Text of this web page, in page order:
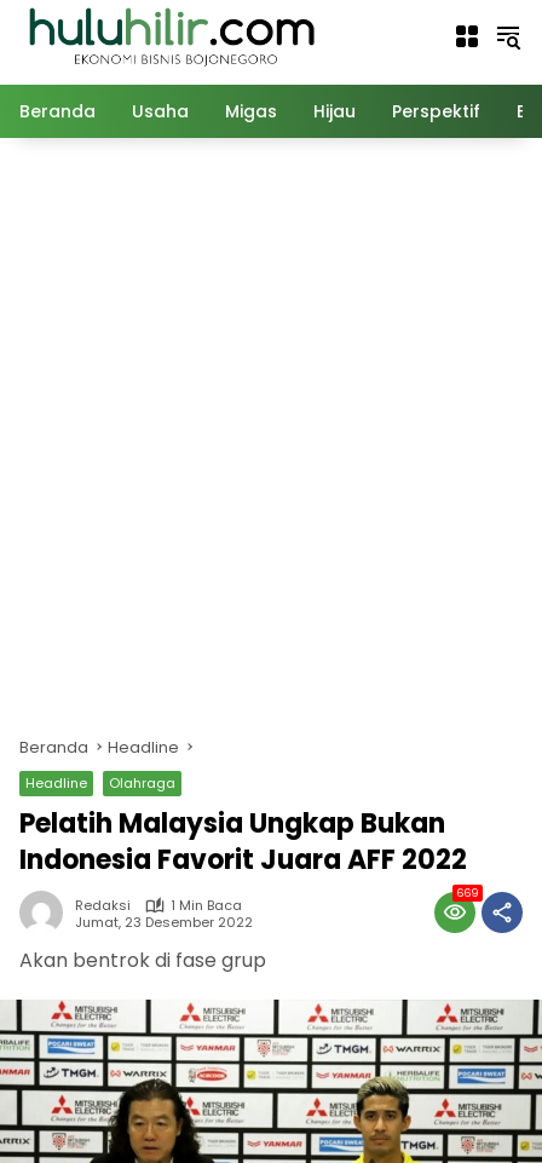
Langsung
Beranda Usaha Migas Hijau Perspektif
Beranda Headline
Headline Olahraga
Pelatih Malaysia Ungkap Bukan
Indonesia Favorit Juara AFF 2022
Redaksi
1 Min Baca
Jumat, 23 Desember 2022
669
Akan bentrok di fase grup